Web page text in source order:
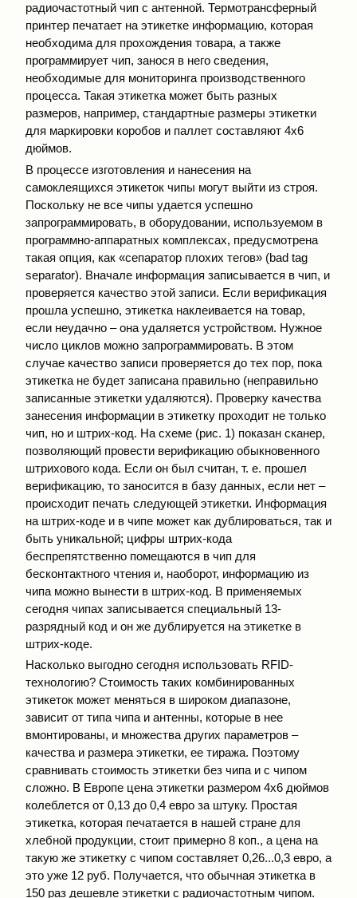
радиочастотный чип с антенной. Термотрансферный
принтер печатает на этикетке информацию, которая
необходима для прохождения товара, а также
программирует чип, занося в него сведения,
необходимые для мониторинга производственного
процесса. Такая этикетка может быть разных
размеров, например, стандартные размеры этикетки
для маркировки коробов и паллет составляют 4х6
дюймов.
В процессе изготовления и нанесения на
самоклеящихся этикеток чипы могут выйти из строя.
Поскольку не все чипы удается успешно
запрограммировать, в оборудовании, используемом в
программно-аппаратных комплексах, предусмотрена
такая опция, как «сепаратор плохих тегов» (bad tag
separator). Вначале информация записывается в чип, и
проверяется качество этой записи. Если верификация
прошла успешно, этикетка наклеивается на товар,
если неудачно – она удаляется устройством. Нужное
число циклов можно запрограммировать. В этом
случае качество записи проверяется до тех пор, пока
этикетка не будет записана правильно (неправильно
записанные этикетки удаляются). Проверку качества
занесения информации в этикетку проходит не только
чип, но и штрих-код. На схеме (рис. 1) показан сканер,
позволяющий провести верификацию обыкновенного
штрихового кода. Если он был считан, т. е. прошел
верификацию, то заносится в базу данных, если нет –
происходит печать следующей этикетки. Информация
на штрих-коде и в чипе может как дублироваться, так и
быть уникальной; цифры штрих-кода
беспрепятственно помещаются в чип для
бесконтактного чтения и, наоборот, информацию из
чипа можно вынести в штрих-код. В применяемых
сегодня чипах записывается специальный 13-
разрядный код и он же дублируется на этикетке в
штрих-коде.
Насколько выгодно сегодня использовать RFID-
технологию? Стоимость таких комбинированных
этикеток может меняться в широком диапазоне,
зависит от типа чипа и антенны, которые в нее
вмонтированы, и множества других параметров –
качества и размера этикетки, ее тиража. Поэтому
сравнивать стоимость этикетки без чипа и с чипом
сложно. В Европе цена этикетки размером 4х6 дюймов
колеблется от 0,13 до 0,4 евро за штуку. Простая
этикетка, которая печатается в нашей стране для
хлебной продукции, стоит примерно 8 коп., а цена на
такую же этикетку с чипом составляет 0,26...0,3 евро, а
это уже 12 руб. Получается, что обычная этикетка в
150 раз дешевле этикетки с радиочастотным чипом.